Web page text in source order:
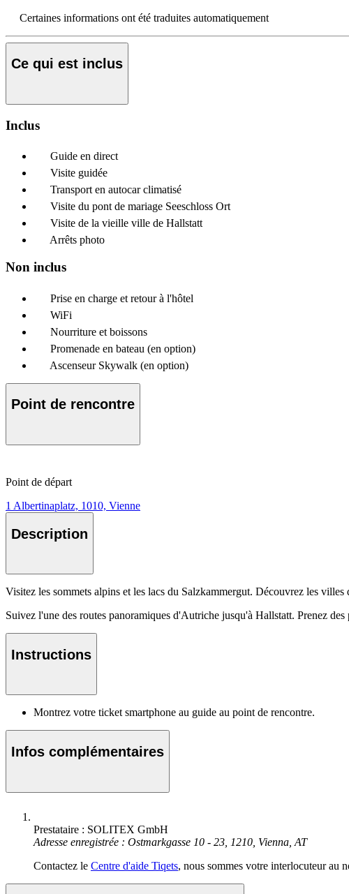
Certaines informations ont été traduites automatiquement
Ce qui est inclus
Inclus
Guide en direct
Visite guidée
Transport en autocar climatisé
Visite du pont de mariage Seeschloss Ort
Visite de la vieille ville de Hallstatt
Arrêts photo
Non inclus
Prise en charge et retour à l'hôtel
WiFi
Nourriture et boissons
Promenade en bateau (en option)
Ascenseur Skywalk (en option)
Point de rencontre
Point de départ
1 Albertinaplatz, 1010, Vienne
Description
Visitez les sommets alpins et les lacs du Salzkammergut. Découvrez les
Suivez l'une des routes panoramiques d'Autriche jusqu'à Hallstatt. Prenez
Instructions
Montrez votre ticket smartphone au guide au point de rencontre.
Infos complémentaires
Prestataire : SOLITEX GmbH
Adresse enregistrée : Ostmarkgasse 10 - 23, 1210, Vienna, AT
Contactez le Centre d'aide Tiqets, nous sommes votre interlocuteur au